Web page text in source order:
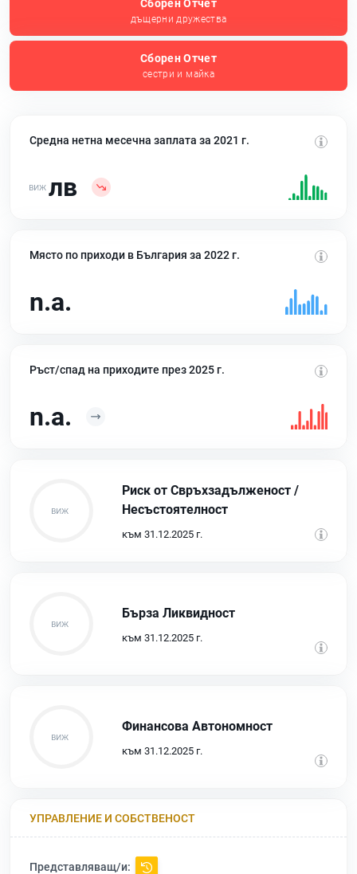
Сборен Отчет
дъщерни дружества
Сборен Отчет
сестри и майка
Средна нетна месечна заплата за 2021 г.
лв
Място по приходи в България за 2022 г.
n.a.
Ръст/спад на приходите през 2025 г.
n.a.
Риск от Свръхзадълженост /
Несъстоятелност
към 31.12.2025 г.
Бърза Ликвидност
към 31.12.2025 г.
Финансова Автономност
към 31.12.2025 г.
УПРАВЛЕНИЕ И СОБСТВЕНОСТ
Представляващ/и: